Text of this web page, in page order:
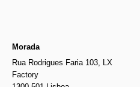
Morada
Rua Rodrigues Faria 103, LX
Factory